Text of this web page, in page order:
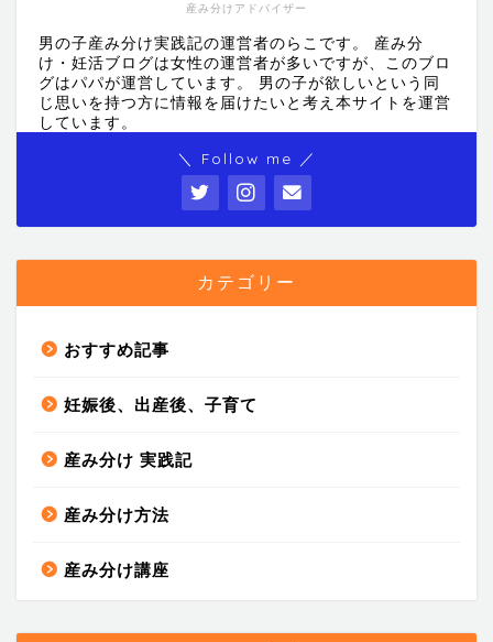
産み分けアドバイザー
男の子産み分け実践記の運営者のらこです。 産み分
け・妊活ブログは女性の運営者が多いですが、このブロ
グはパパが運営しています。 男の子が欲しいという同
じ思いを持つ方に情報を届けたいと考え本サイトを運営
しています。
＼ Follow me ／
カテゴリー
おすすめ記事
妊娠後、出産後、子育て
産み分け 実践記
産み分け方法
産み分け講座